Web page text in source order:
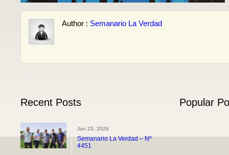
Author : Semanario La Verdad
Recent Posts
Jun 23, 2026
Semanario La Verdad – Nº
4451
Popular